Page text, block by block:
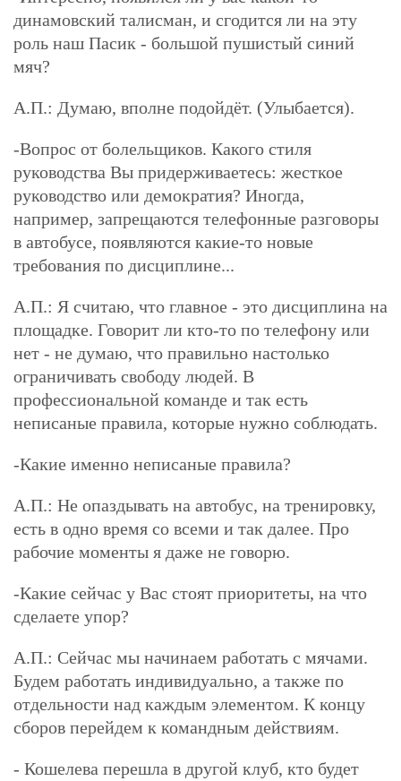
динамовский талисман, и сгодится ли на эту
роль наш Пасик - большой пушистый синий
мяч?
А.П.: Думаю, вполне подойдёт. (Улыбается).
-Вопрос от болельщиков. Какого стиля
руководства Вы придерживаетесь: жесткое
руководство или демократия? Иногда,
например, запрещаются телефонные разговоры
в автобусе, появляются какие-то новые
требования по дисциплине...
А.П.: Я считаю, что главное - это дисциплина на
площадке. Говорит ли кто-то по телефону или
нет - не думаю, что правильно настолько
ограничивать свободу людей. В
профессиональной команде и так есть
неписаные правила, которые нужно соблюдать.
-Какие именно неписаные правила?
А.П.: Не опаздывать на автобус, на тренировку,
есть в одно время со всеми и так далее. Про
рабочие моменты я даже не говорю.
-Какие сейчас у Вас стоят приоритеты, на что
сделаете упор?
А.П.: Сейчас мы начинаем работать с мячами.
Будем работать индивидуально, а также по
отдельности над каждым элементом. К концу
сборов перейдем к командным действиям.
- Кошелева перешла в другой клуб, кто будет